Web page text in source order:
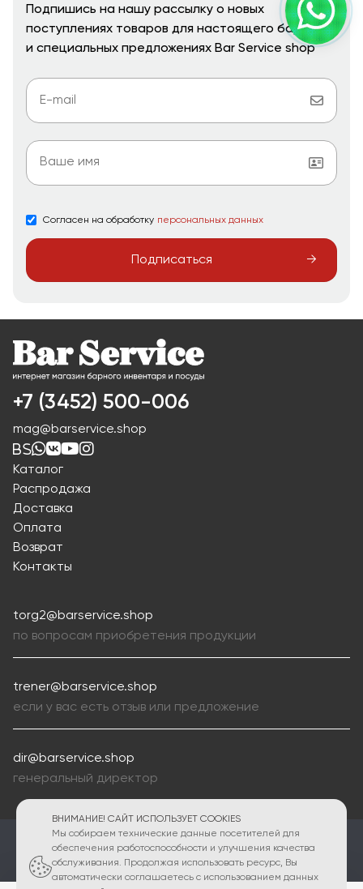
Подпишись на нашу рассылку о новых
поступлениях товаров для настоящего бармена
и специальных предложениях Bar Service shop
Согласен на обработку персональных данных
Подписаться
+7 (3452) 500-006
mag@barservice.shop
Каталог
Распродажа
Доставка
Оплата
Возврат
Контакты
torg2@barservice.shop
по вопросам приобретения продукции
trener@barservice.shop
если у вас есть отзыв или предложение
dir@barservice.shop
генеральный директор
ПОЛИТИКА КОНФИДЕНЦИАЛЬНОСТИ
2010 - 2026 © Интернет магазин Bar Service shop
ВНИМАНИЕ! САЙТ ИСПОЛЬЗУЕТ COOKIES
Мы собираем технические данные посетителей для
обеспечения работоспособности и улучшения качества
обслуживания. Продолжая использовать ресурс, Вы
автоматически соглашаетесь с использованием данных